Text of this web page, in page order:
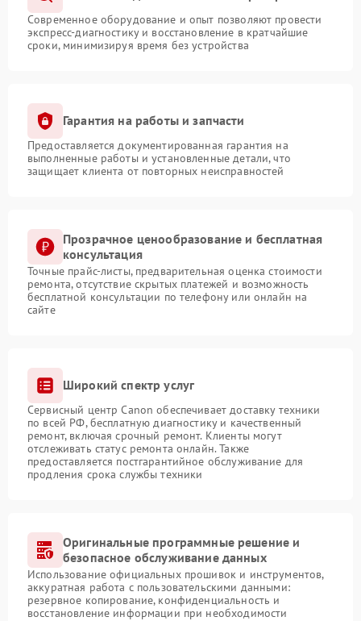
Современное оборудование и опыт позволяют провести
экспресс-диагностику и восстановление в кратчайшие
сроки, минимизируя время без устройства
Гарантия на работы и запчасти
Предоставляется документированная гарантия на
выполненные работы и установленные детали, что
защищает клиента от повторных неисправностей
Прозрачное ценообразование и бесплатная
консультация
Точные прайс-листы, предварительная оценка стоимости
ремонта, отсутствие скрытых платежей и возможность
бесплатной консультации по телефону или онлайн на
сайте
Широкий спектр услуг
Сервисный центр Canon обеспечивает доставку техники
по всей РФ, бесплатную диагностику и качественный
ремонт, включая срочный ремонт. Клиенты могут
отслеживать статус ремонта онлайн. Также
предоставляется постгарантийное обслуживание для
продления срока службы техники
Оригинальные программные решение и
безопасное обслуживание данных
Использование официальных прошивок и инструментов,
аккуратная работа с пользовательскими данными:
резервное копирование, конфиденциальность и
восстановление информации при необходимости